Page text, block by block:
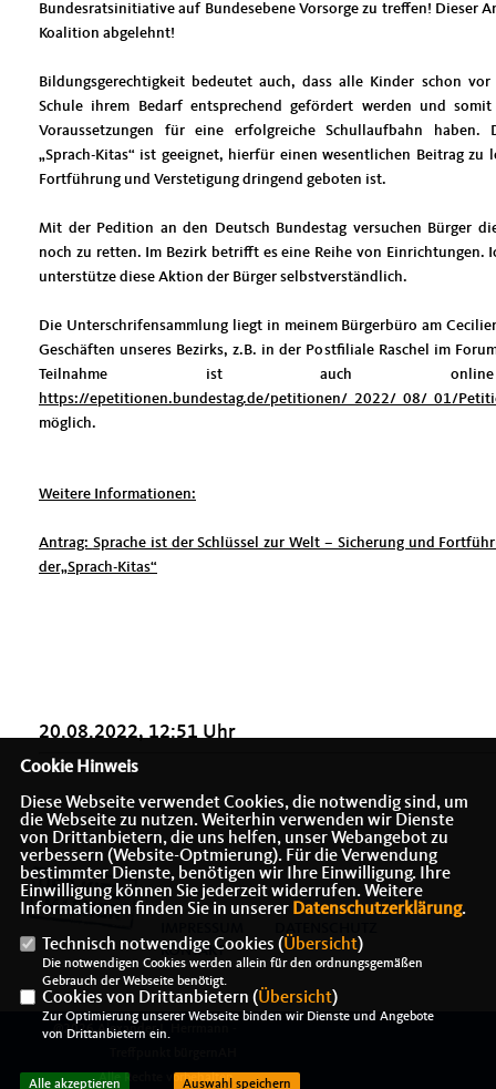
Bundesratsinitiative auf Bundesebene Vorsorge zu treffen! Dieser
Koalition abgelehnt!
Bildungsgerechtigkeit bedeutet auch, dass alle Kinder schon
Schule ihrem Bedarf entsprechend gefördert werden und
Voraussetzungen für eine erfolgreiche Schullaufbahn haben.
Sprach-Kitas“ ist geeignet, hierfür einen wesentlichen Beitrag zu
Fortführung und Verstetigung dringend geboten ist.
Mit der Pedition an den Deutsch Bundestag versuchen Bürger
noch zu retten. Im Bezirk betrifft es eine Reihe von Einrichtungen.
unterstütze diese Aktion der Bürger selbstverständlich.
Die Unterschrifensammlung liegt in meinem Bürgerbüro am
Geschäften unseres Bezirks, z.B. in der Postfiliale Raschel im
Teilnahme ist auch
https://epetitionen.bundestag.de/petitionen/_2022/_08/_01/
möglich.
Weitere Informationen:
Antrag: Sprache ist der Schlüssel zur Welt – Sicherung und
der„Sprach-Kitas“
20.08.2022, 12:51 Uhr
KONTAKT
@2026 Alexander J. Herrmann -
Alle Rechte vorbehalten.
Cookie Hinweis
Diese Webseite verwendet Cookies, die notwendig sind, um
die Webseite zu nutzen. Weiterhin verwenden wir Dienste
von Drittanbietern, die uns helfen, unser Webangebot zu
verbessern (Website-Optmierung). Für die Verwendung
bestimmter Dienste, benötigen wir Ihre Einwilligung. Ihre
Einwilligung können Sie jederzeit widerrufen. Weitere
Informationen finden Sie in unserer Datenschutzerklärung.
Technisch notwendige Cookies (Übersicht)
Die notwendigen Cookies werden allein für den ordnungsgemäßen
Gebrauch der Webseite benötigt.
Cookies von Drittanbietern (Übersicht)
Zur Optimierung unserer Webseite binden wir Dienste und Angebote
von Drittanbietern ein.
Alle akzeptieren Auswahl speichern